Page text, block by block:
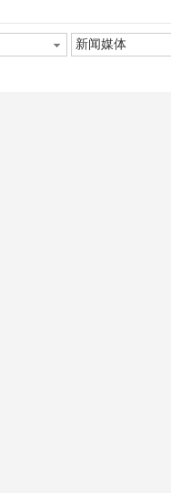
新闻媒体